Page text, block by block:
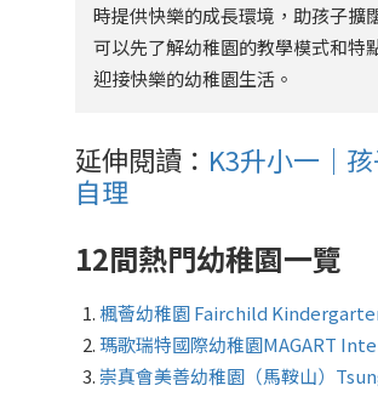
時提供快樂的成長環境，助孩子擴
可以先了解幼稚園的教學模式和特
迎接快樂的幼稚園生活。
延伸閱讀： K3升小一｜
自理
12間熱門幼稚園一覽
楓薈幼稚園 Fairchild
瑪歌瑞特國際幼稚園MAGART
崇真會美善幼稚園（馬鞍山）